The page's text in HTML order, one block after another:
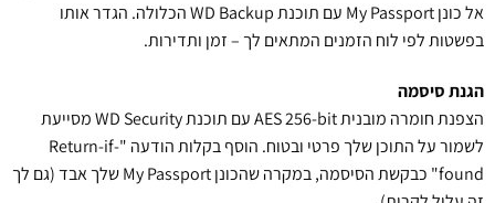
אל כונן My Passport עם תוכנת WD Backup הכלולה. הגדר אותו
בפשטות לפי לוח הזמנים המתאים לך – זמן ותדירות.
הגנת סיסמה
הצפנת חומרה מובנית AES 256-bit עם תוכנת WD Security מסייעת
לשמור על התוכן שלך פרטי ובטוח. הוסף בקלות הודעה "Return-if-
found" כבקשת הסיסמה, במקרה שהכונן My Passport שלך אבד (גם לך